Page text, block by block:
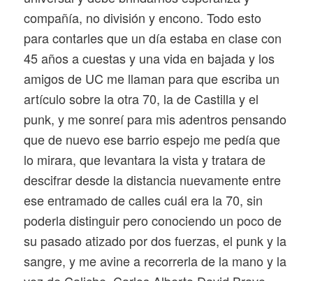
compañía, no división y encono. Todo esto
para contarles que un día estaba en clase con
45 años a cuestas y una vida en bajada y los
amigos de UC me llaman para que escriba un
artículo sobre la otra 70, la de Castilla y el
punk, y me sonreí para mis adentros pensando
que de nuevo ese barrio espejo me pedía que
lo mirara, que levantara la vista y tratara de
descifrar desde la distancia nuevamente entre
ese entramado de calles cuál era la 70, sin
poderla distinguir pero conociendo un poco de
su pasado atizado por dos fuerzas, el punk y la
sangre, y me avine a recorrerla de la mano y la